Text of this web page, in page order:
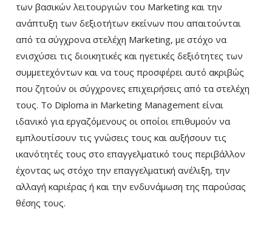
των βασικών λειτουργιών του Marketing και την
ανάπτυξη των δεξιοτήτων εκείνων που απαιτούνται
από τα σύγχρονα στελέχη Marketing, με στόχο να
ενισχύσει τις διοικητικές και ηγετικές δεξιότητες των
συμμετεχόντων και να τους προσφέρει αυτό ακριβώς
που ζητούν οι σύγχρονες επιχειρήσεις από τα στελέχη
τους. Το Diploma in Marketing Management είναι
ιδανικό για εργαζόμενους οι οποίοι επιθυμούν να
εμπλουτίσουν τις γνώσεις τους και αυξήσουν τις
ικανότητές τους στο επαγγελματικό τους περιβάλλον
έχοντας ως στόχο την επαγγελματική ανέλιξη, την
αλλαγή καριέρας ή και την ενδυνάμωση της παρούσας
θέσης τους.